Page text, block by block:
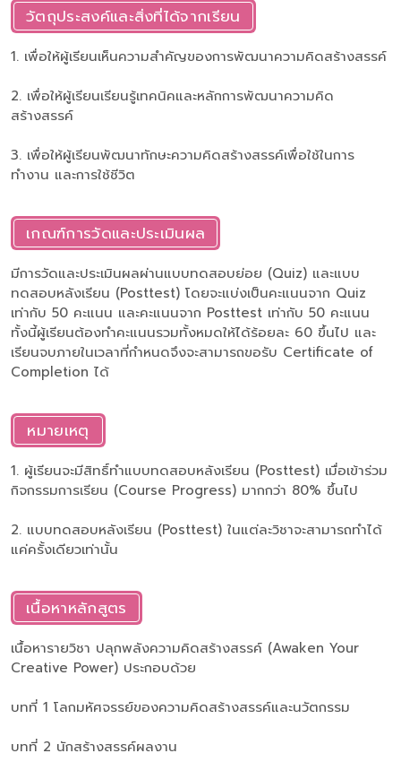
วัตถุประสงค์และสิ่งที่ได้จากเรียน
1. เพื่อให้ผู้เรียนเห็นความสำคัญของการพัฒนาความคิดสร้างสรรค์
2. เพื่อให้ผู้เรียนเรียนรู้เทคนิคและหลักการพัฒนาความคิด
สร้างสรรค์
3. เพื่อให้ผู้เรียนพัฒนาทักษะความคิดสร้างสรรค์เพื่อใช้ในการ
ทำงาน และการใช้ชีวิต
เกณฑ์การวัดและประเมินผล
มีการวัดและประเมินผลผ่านแบบทดสอบย่อย (Quiz) และแบบ
ทดสอบหลังเรียน (Posttest) โดยจะแบ่งเป็นคะแนนจาก Quiz
เท่ากับ 50 คะแนน และคะแนนจาก Posttest เท่ากับ 50 คะแนน
ทั้งนี้ผู้เรียนต้องทำคะแนนรวมทั้งหมดให้ได้ร้อยละ 60 ขึ้นไป และ
เรียนจบภายในเวลาที่กำหนดจึงจะสามารถขอรับ Certificate of
Completion ได้
หมายเหตุ
1. ผู้เรียนจะมีสิทธิ์ทำแบบทดสอบหลังเรียน (Posttest) เมื่อเข้าร่วม
กิจกรรมการเรียน (Course Progress) มากกว่า 80% ขึ้นไป
2. แบบทดสอบหลังเรียน (Posttest) ในแต่ละวิชาจะสามารถทำได้
แค่ครั้งเดียวเท่านั้น
เนื้อหาหลักสูตร
เนื้อหารายวิชา ปลุกพลังความคิดสร้างสรรค์ (Awaken Your
Creative Power) ประกอบด้วย
บทที่ 1 โลกมหัศจรรย์ของความคิดสร้างสรรค์และนวัตกรรม
บทที่ 2 นักสร้างสรรค์ผลงาน